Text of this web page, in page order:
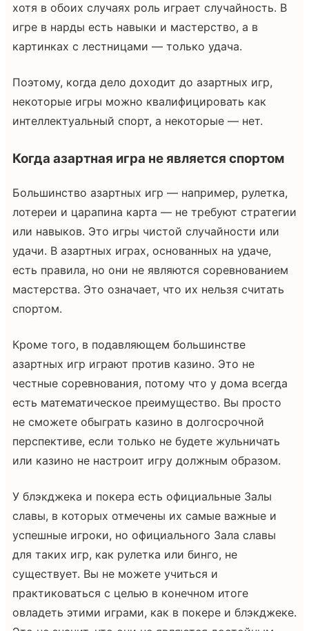
хотя в обоих случаях роль играет случайность. В
игре в нарды есть навыки и мастерство, а в
картинках с лестницами — только удача.
Поэтому, когда дело доходит до азартных игр,
некоторые игры можно квалифицировать как
интеллектуальный спорт, а некоторые — нет.
Когда азартная игра не является спортом
Большинство азартных игр — например, рулетка,
лотереи и царапина карта — не требуют стратегии
или навыков. Это игры чистой случайности или
удачи. В азартных играх, основанных на удаче,
есть правила, но они не являются соревнованием
мастерства. Это означает, что их нельзя считать
спортом.
Кроме того, в подавляющем большинстве
азартных игр играют против казино. Это не
честные соревнования, потому что у дома всегда
есть математическое преимущество. Вы просто
не сможете обыграть казино в долгосрочной
перспективе, если только не будете жульничать
или казино не настроит игру должным образом.
У блэкджека и покера есть официальные Залы
славы, в которых отмечены их самые важные и
успешные игроки, но официального Зала славы
для таких игр, как рулетка или бинго, не
существует. Вы не можете учиться и
практиковаться с целью в конечном итоге
овладеть этими играми, как в покере и блэкджеке.